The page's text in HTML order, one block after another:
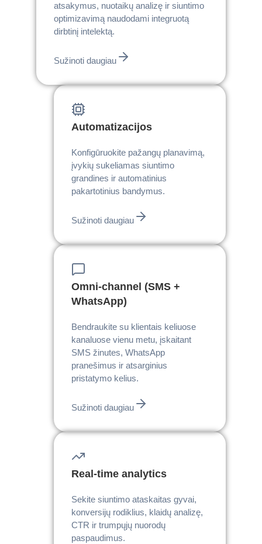
atsakymus, nuotaikų analizę ir siuntimo
optimizavimą naudodami integruotą
dirbtinį intelektą.
Sužinoti daugiau
Automatizacijos
Konfigūruokite pažangų planavimą,
įvykių sukeliamas siuntimo
grandines ir automatinius
pakartotinius bandymus.
Sužinoti daugiau
Omni-channel (SMS +
WhatsApp)
Bendraukite su klientais keliuose
kanaluose vienu metu, įskaitant
SMS žinutes, WhatsApp
pranešimus ir atsarginius
pristatymo kelius.
Sužinoti daugiau
Real-time analytics
Sekite siuntimo ataskaitas gyvai,
konversijų rodiklius, klaidų analizę,
CTR ir trumpųjų nuorodų
paspaudimus.